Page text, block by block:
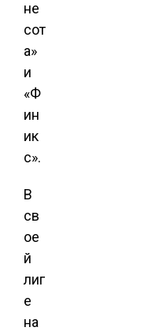
не
сот
а»
и
«Ф
ин
ик
с».
В
св
ое
й
лиг
е
на